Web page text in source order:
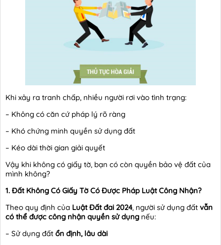
Khi xảy ra tranh chấp, nhiều người rơi vào tình trạng:
– Không có căn cứ pháp lý rõ ràng
– Khó chứng minh quyền sử dụng đất
– Kéo dài thời gian giải quyết
Vậy khi không có giấy tờ, bạn có còn quyền bảo vệ đất của
mình không?
1. Đất Không Có Giấy Tờ Có Được Pháp Luật Công Nhận?
Theo quy định của Luật Đất đai 2024, người sử dụng đất vẫn
có thể được công nhận quyền sử dụng nếu:
– Sử dụng đất ổn định, lâu dài